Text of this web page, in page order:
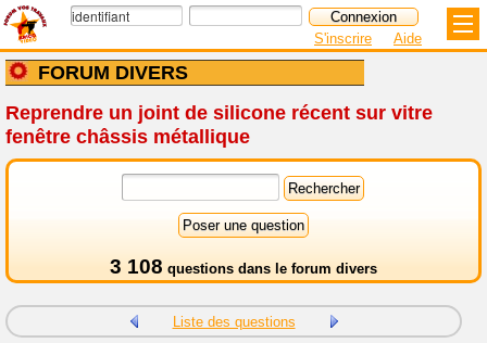
FORUM DIVERS
S'inscrire Aide
Reprendre un joint de silicone récent sur vitre
fenêtre châssis métallique
3 108 questions dans le forum divers
Liste des questions